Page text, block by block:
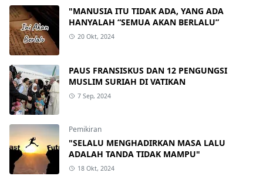
"MANUSIA ITU TIDAK ADA, YANG ADA
HANYALAH “SEMUA AKAN BERLALU”
20 Okt, 2024
PAUS FRANSISKUS DAN 12 PENGUNGSI
MUSLIM SURIAH DI VATIKAN
7 Sep, 2024
Pemikiran
"SELALU MENGHADIRKAN MASA LALU
ADALAH TANDA TIDAK MAMPU"
18 Okt, 2024